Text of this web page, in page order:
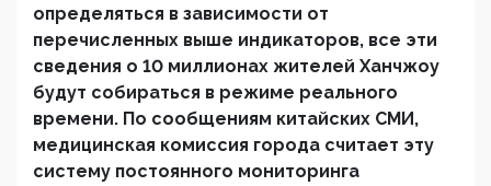
определяться в зависимости от
перечисленных выше индикаторов, все эти
сведения о 10 миллионах жителей Ханчжоу
будут собираться в режиме реального
времени. По сообщениям китайских СМИ,
медицинская комиссия города считает эту
систему постоянного мониторинга